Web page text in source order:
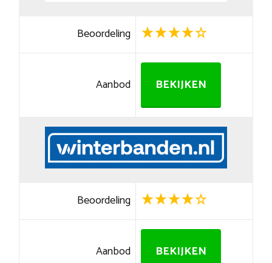
Beoordeling
Aanbod BEKIJKEN
Beoordeling
Aanbod BEKIJKEN